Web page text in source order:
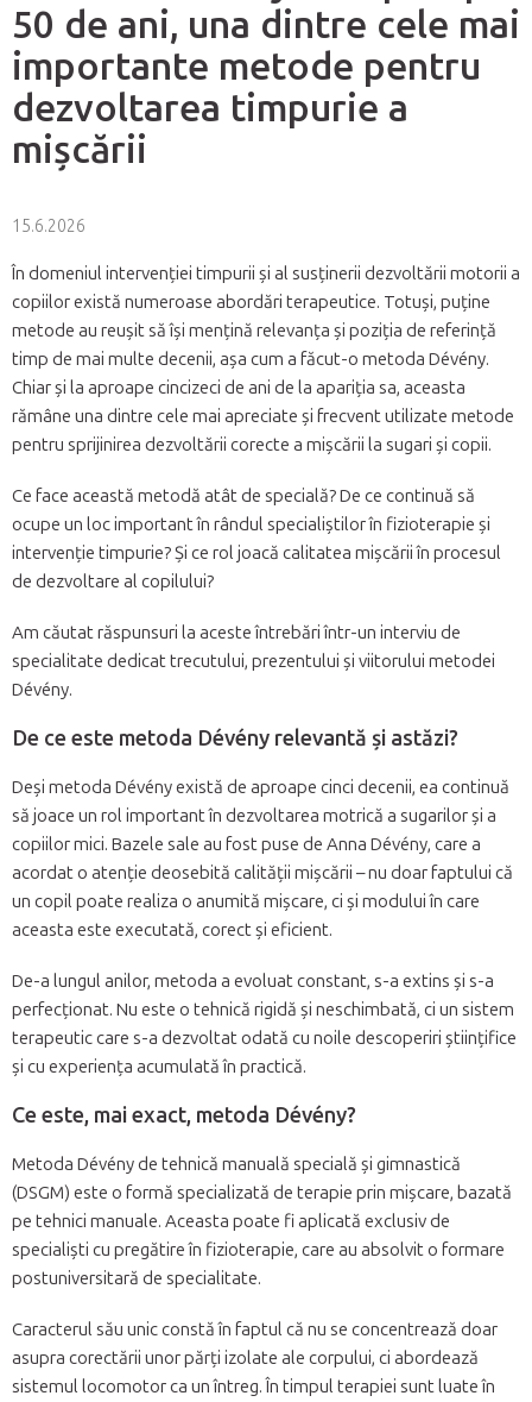
50 de ani, una dintre cele mai
importante metode pentru
dezvoltarea timpurie a
mișcării
15.6.2026
În domeniul intervenției timpurii și al susținerii dezvoltării motorii a
copiilor există numeroase abordări terapeutice. Totuși, puține
metode au reușit să își mențină relevanța și poziția de referință
timp de mai multe decenii, așa cum a făcut-o metoda Dévény.
Chiar și la aproape cincizeci de ani de la apariția sa, aceasta
rămâne una dintre cele mai apreciate și frecvent utilizate metode
pentru sprijinirea dezvoltării corecte a mișcării la sugari și copii.
Ce face această metodă atât de specială? De ce continuă să
ocupe un loc important în rândul specialiștilor în fizioterapie și
intervenție timpurie? Și ce rol joacă calitatea mișcării în procesul
de dezvoltare al copilului?
Am căutat răspunsuri la aceste întrebări într-un interviu de
specialitate dedicat trecutului, prezentului și viitorului metodei
Dévény.
De ce este metoda Dévény relevantă și astăzi?
Deși metoda Dévény există de aproape cinci decenii, ea continuă
să joace un rol important în dezvoltarea motrică a sugarilor și a
copiilor mici. Bazele sale au fost puse de Anna Dévény, care a
acordat o atenție deosebită calității mișcării – nu doar faptului că
un copil poate realiza o anumită mișcare, ci și modului în care
aceasta este executată, corect și eficient.
De-a lungul anilor, metoda a evoluat constant, s-a extins și s-a
perfecționat. Nu este o tehnică rigidă și neschimbată, ci un sistem
terapeutic care s-a dezvoltat odată cu noile descoperiri științifice
și cu experiența acumulată în practică.
Ce este, mai exact, metoda Dévény?
Metoda Dévény de tehnică manuală specială și gimnastică
(DSGM) este o formă specializată de terapie prin mișcare, bazată
pe tehnici manuale. Aceasta poate fi aplicată exclusiv de
specialiști cu pregătire în fizioterapie, care au absolvit o formare
postuniversitară de specialitate.
Caracterul său unic constă în faptul că nu se concentrează doar
asupra corectării unor părți izolate ale corpului, ci abordează
sistemul locomotor ca un întreg. În timpul terapiei sunt luate în